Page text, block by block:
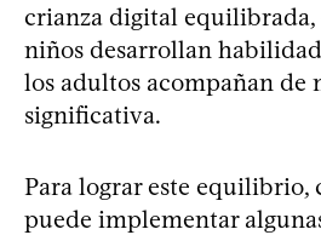
crianza digital equilibrada,
niños desarrollan
los adultos acompañan de
significativa.
Para lograr este equilibrio,
puede implementar